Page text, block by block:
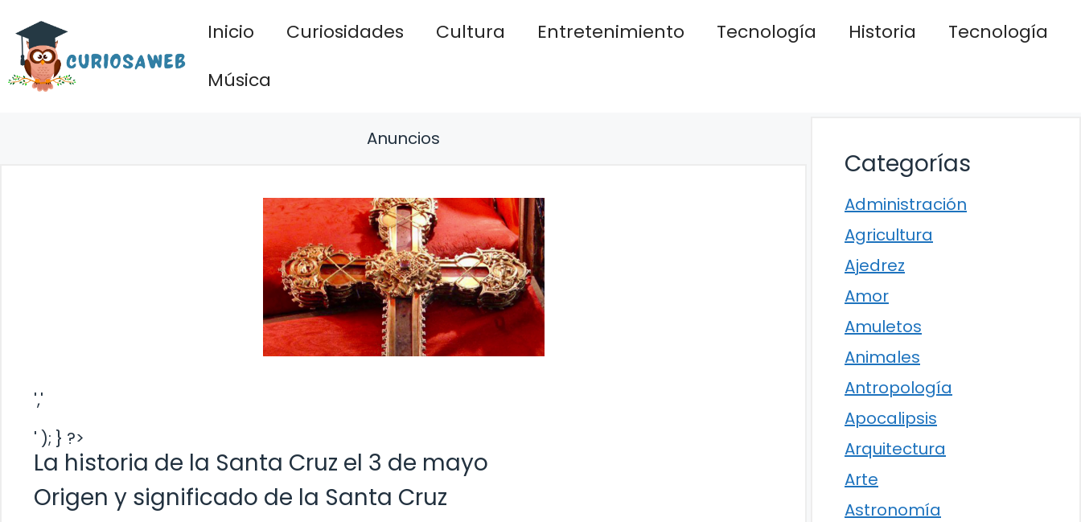
contenido
Inicio Curiosidades Cultura Entretenimiento Tecnología Historia
Tecnología
Música
Anuncios
','
' ); } ?>
La historia de la Santa Cruz el 3 de mayo
Origen y significado de la Santa Cruz
Categorías
Administración
Agricultura
Ajedrez
Amor
Amuletos
Animales
Antropología
Apocalipsis
Arquitectura
Arte
Astronomía